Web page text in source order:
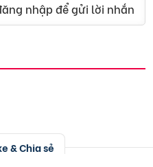
nhập để gửi lời nhắn
& Chia sẻ